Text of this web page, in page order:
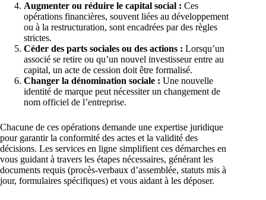
Augmenter ou réduire le capital social : Ces
opérations financières, souvent liées au développement
ou à la restructuration, sont encadrées par des règles
strictes.
Céder des parts sociales ou des actions : Lorsqu’un
associé se retire ou qu’un nouvel investisseur entre au
capital, un acte de cession doit être formalisé.
Changer la dénomination sociale : Une nouvelle
identité de marque peut nécessiter un changement de
nom officiel de l’entreprise.
Chacune de ces opérations demande une expertise juridique
pour garantir la conformité des actes et la validité des
décisions. Les services en ligne simplifient ces démarches en
vous guidant à travers les étapes nécessaires, générant les
documents requis (procès-verbaux d’assemblée, statuts mis à
jour, formulaires spécifiques) et vous aidant à les déposer.